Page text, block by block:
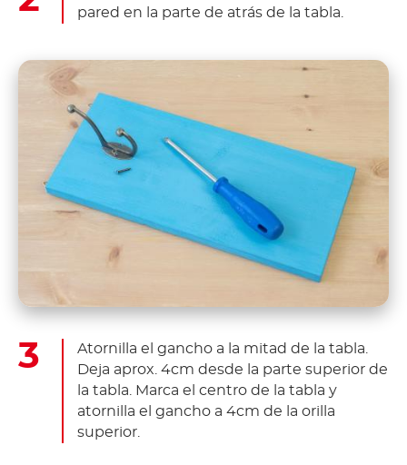
pared en la parte de atrás de la tabla.
Atornilla el gancho a la mitad de la tabla.
Deja aprox. 4cm desde la parte superior de
la tabla. Marca el centro de la tabla y
atornilla el gancho a 4cm de la orilla
superior.